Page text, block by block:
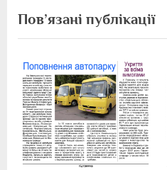
v
i
o
u
s
P
o
s
x
t
o
s
t
:
Пов’язані публікації